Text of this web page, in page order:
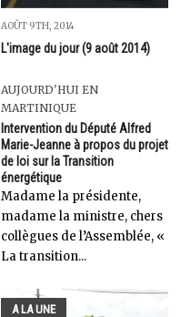
AOÛT 9TH, 2014
L'image du jour (9 août 2014)
AUJOURD'HUI EN
MARTINIQUE
Intervention du Député Alfred
Marie-Jeanne à propos du projet
de loi sur la Transition
énergétique
Madame la présidente,
madame la ministre, chers
collègues de l’Assemblée, «
La transition...
A LA UNE